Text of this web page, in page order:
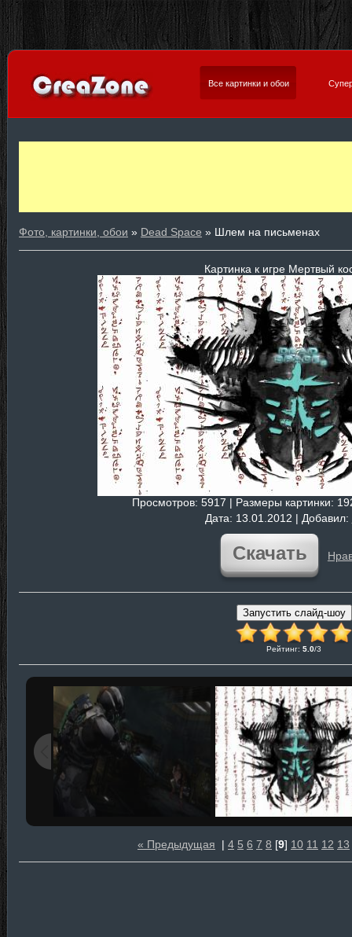
Все картинки и обои
Фото, картинки, обои » Dead Space » Шлем на письменах
Картинка к игре Мертвый
Просмотров: 5917 | Размеры картинки:
Дата: 13.01.2012 | Добавил:
Скачать
Рейтинг: 5.0/3
« Предыдущая | 4 5 6 7 8 [9] 10 11 12 13